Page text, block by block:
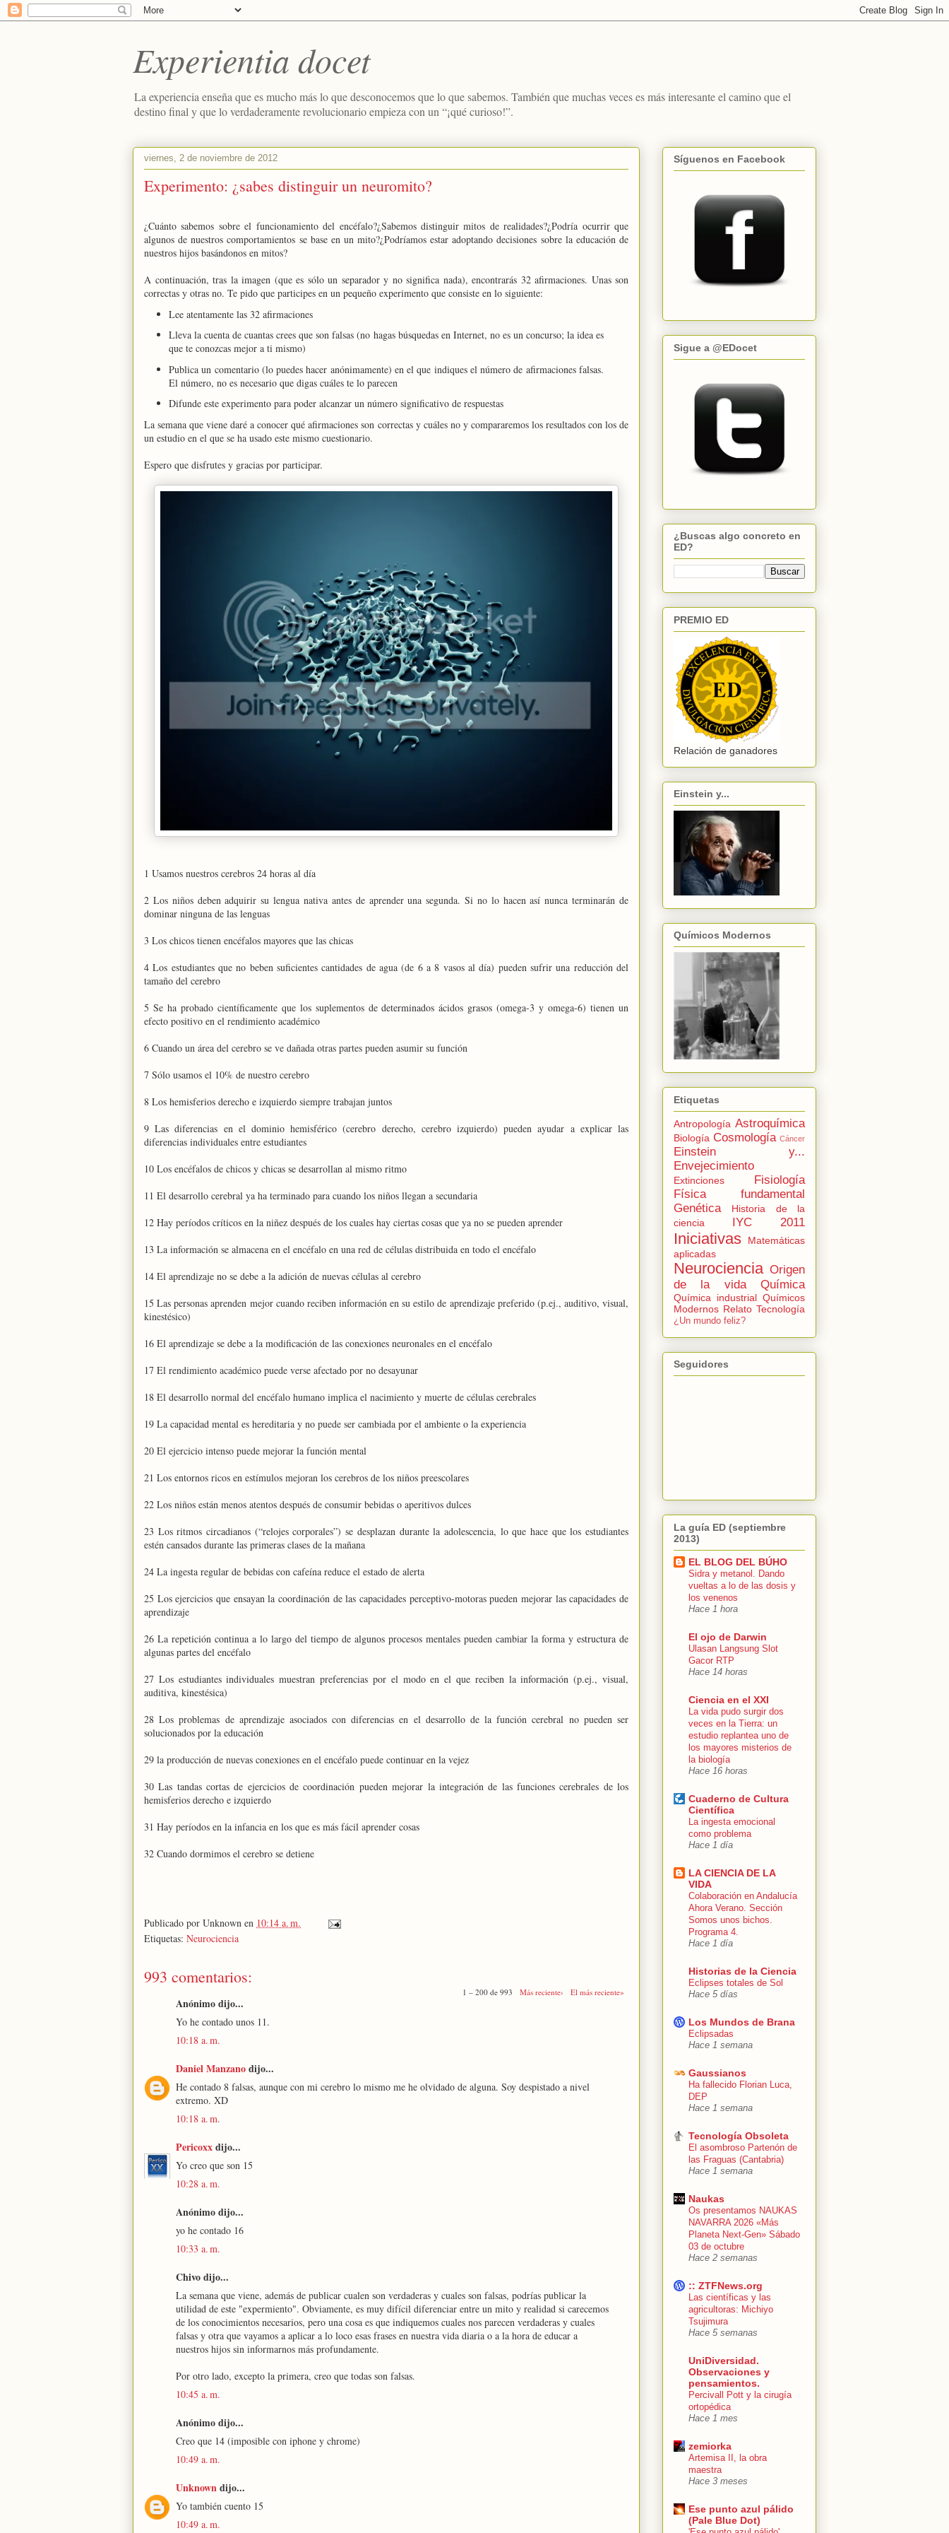
Experientia docet
La experiencia enseña que es mucho más lo que desconocemos que lo que sabemos. También que muchas veces es más interesante el camino que el
destino final y que lo verdaderamente revolucionario empieza con un “¡qué curioso!”.
viernes, 2 de noviembre de 2012
Experimento: ¿sabes distinguir un neuromito?
¿Cuánto sabemos sobre el funcionamiento del encéfalo?¿Sabemos distinguir mitos de realidades?¿Podría ocurrir que
algunos de nuestros comportamientos se base en un mito?¿Podríamos estar adoptando decisiones sobre la educación de
nuestros hijos basándonos en mitos?
A continuación, tras la imagen (que es sólo un separador y no significa nada), encontrarás 32 afirmaciones. Unas son
correctas y otras no. Te pido que participes en un pequeño experimento que consiste en lo siguiente:
Lee atentamente las 32 afirmaciones
Lleva la cuenta de cuantas crees que son falsas (no hagas búsquedas en Internet, no es un concurso; la idea es
que te conozcas mejor a ti mismo)
Publica un comentario (lo puedes hacer anónimamente) en el que indiques el número de afirmaciones falsas.
El número, no es necesario que digas cuáles te lo parecen
Difunde este experimento para poder alcanzar un número significativo de respuestas
La semana que viene daré a conocer qué afirmaciones son correctas y cuáles no y compararemos los resultados con los de
un estudio en el que se ha usado este mismo cuestionario.
Espero que disfrutes y gracias por participar.
1 Usamos nuestros cerebros 24 horas al día
2 Los niños deben adquirir su lengua nativa antes de aprender una segunda. Si no lo hacen así nunca terminarán de
dominar ninguna de las lenguas
3 Los chicos tienen encéfalos mayores que las chicas
4 Los estudiantes que no beben suficientes cantidades de agua (de 6 a 8 vasos al día) pueden sufrir una reducción del
tamaño del cerebro
5 Se ha probado científicamente que los suplementos de determinados ácidos grasos (omega-3 y omega-6) tienen un
efecto positivo en el rendimiento académico
6 Cuando un área del cerebro se ve dañada otras partes pueden asumir su función
7 Sólo usamos el 10% de nuestro cerebro
8 Los hemisferios derecho e izquierdo siempre trabajan juntos
9 Las diferencias en el dominio hemisférico (cerebro derecho, cerebro izquierdo) pueden ayudar a explicar las
diferencias individuales entre estudiantes
10 Los encéfalos de chicos y chicas se desarrollan al mismo ritmo
11 El desarrollo cerebral ya ha terminado para cuando los niños llegan a secundaria
12 Hay períodos críticos en la niñez después de los cuales hay ciertas cosas que ya no se pueden aprender
13 La información se almacena en el encéfalo en una red de células distribuida en todo el encéfalo
14 El aprendizaje no se debe a la adición de nuevas células al cerebro
15 Las personas aprenden mejor cuando reciben información en su estilo de aprendizaje preferido (p.ej., auditivo, visual,
kinestésico)
16 El aprendizaje se debe a la modificación de las conexiones neuronales en el encéfalo
17 El rendimiento académico puede verse afectado por no desayunar
18 El desarrollo normal del encéfalo humano implica el nacimiento y muerte de células cerebrales
19 La capacidad mental es hereditaria y no puede ser cambiada por el ambiente o la experiencia
20 El ejercicio intenso puede mejorar la función mental
21 Los entornos ricos en estímulos mejoran los cerebros de los niños preescolares
22 Los niños están menos atentos después de consumir bebidas o aperitivos dulces
23 Los ritmos circadianos (“relojes corporales”) se desplazan durante la adolescencia, lo que hace que los estudiantes
estén cansados durante las primeras clases de la mañana
24 La ingesta regular de bebidas con cafeína reduce el estado de alerta
25 Los ejercicios que ensayan la coordinación de las capacidades perceptivo-motoras pueden mejorar las capacidades de
aprendizaje
26 La repetición continua a lo largo del tiempo de algunos procesos mentales pueden cambiar la forma y estructura de
algunas partes del encéfalo
27 Los estudiantes individuales muestran preferencias por el modo en el que reciben la información (p.ej., visual,
auditiva, kinestésica)
28 Los problemas de aprendizaje asociados con diferencias en el desarrollo de la función cerebral no pueden ser
solucionados por la educación
29 la producción de nuevas conexiones en el encéfalo puede continuar en la vejez
30 Las tandas cortas de ejercicios de coordinación pueden mejorar la integración de las funciones cerebrales de los
hemisferios derecho e izquierdo
31 Hay períodos en la infancia en los que es más fácil aprender cosas
32 Cuando dormimos el cerebro se detiene
Publicado por Unknown en 10:14 a. m.
Etiquetas: Neurociencia
993 comentarios:
1 – 200 de 993 Más reciente› El más reciente»
Anónimo dijo...
Yo he contado unos 11.
10:18 a. m.
Daniel Manzanodijo...
He contado 8 falsas, aunque con mi cerebro lo mismo me he olvidado de alguna. Soy despistado a nivel
extremo. XD
10:18 a. m.
Pericoxxdijo...
Yo creo que son 15
10:28 a. m.
Anónimo dijo...
yo he contado 16
10:33 a. m.
Chivo dijo...
La semana que viene, además de publicar cualen son verdaderas y cuales son falsas, podrías publicar la
utilidad de este "expermiento". Obviamente, es muy difícil diferenciar entre un mito y realidad si carecemos
de los conocimientos necesarios, pero una cosa es que indiquemos cuales nos parecen verdaderas y cuales
falsas y otra que vayamos a aplicar a lo loco esas frases en nuestra vida diaria o a la hora de educar a
nuestros hijos sin informarnos más profundamente.
Por otro lado, excepto la primera, creo que todas son falsas.
10:45 a. m.
Anónimo dijo...
Creo que 14 (imposible con iphone y chrome)
10:49 a. m.
Unknowndijo...
Yo también cuento 15
10:49 a. m.
Síguenos en Facebook
Sigue a @EDocet
¿Buscas algo concreto en
ED?
PREMIO ED
Relación de ganadores
Einstein y...
Químicos Modernos
Etiquetas
Antropología Astroquímica
Biología Cosmología Cáncer
Einstein y...
Envejecimiento
Extinciones
Fisiología
Física fundamental
Genética
Historia de la
ciencia
IYC 2011
Iniciativas
Matemáticas
aplicadas
Neurociencia Origen
de la vida
Química
Química industrial Químicos
Modernos Relato Tecnología
¿Un mundo feliz?
Seguidores
La guía ED (septiembre
2013)
EL BLOG DEL BÚHO
Sidra y metanol. Dando
vueltas a lo de las dosis y
los venenos
Hace 1 hora
El ojo de Darwin
Ulasan Langsung Slot
Gacor RTP
Hace 14 horas
Ciencia en el XXI
La vida pudo surgir dos
veces en la Tierra: un
estudio replantea uno de
los mayores misterios de
la biología
Hace 16 horas
Cuaderno de Cultura
Científica
La ingesta emocional
como problema
Hace 1 día
LA CIENCIA DE LA
VIDA
Colaboración en Andalucía
Ahora Verano. Sección
Somos unos bichos.
Programa 4.
Hace 1 día
Historias de la Ciencia
Eclipses totales de Sol
Hace 5 días
Los Mundos de Brana
Eclipsadas
Hace 1 semana
Gaussianos
Ha fallecido Florian Luca,
DEP
Hace 1 semana
Tecnología Obsoleta
El asombroso Partenón de
las Fraguas (Cantabria)
Hace 1 semana
Naukas
Os presentamos NAUKAS
NAVARRA 2026 «Más
Planeta Next-Gen» Sábado
03 de octubre
Hace 2 semanas
:: ZTFNews.org
Las científicas y las
agricultoras: Michiyo
Tsujimura
Hace 5 semanas
UniDiversidad.
Observaciones y
pensamientos.
Percivall Pott y la cirugía
ortopédica
Hace 1 mes
zemiorka
Artemisa II, la obra
maestra
Hace 3 meses
Ese punto azul pálido
(Pale Blue Dot)